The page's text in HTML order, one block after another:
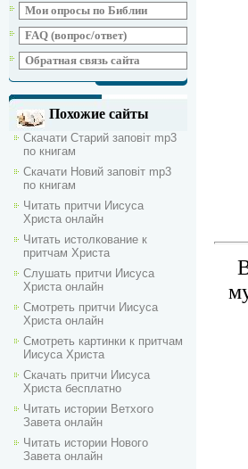
Мои опросы по Библии
FAQ (вопрос/ответ)
Обратная связь сайта
Похожие сайты
Скачати Старий заповіт mp3
по книгам
Скачати Новий заповіт mp3
по книгам
Читать притчи Иисуса
Христа онлайн
Читать истолкование к
притчам Христа
Слушать притчи Иисуса
Христа онлайн
Смотреть притчи Иисуса
Христа онлайн
Смотреть картинки к притчам
Иисуса Христа
Скачать притчи Иисуса
Христа бесплатно
Читать истории Ветхого
Завета онлайн
Читать истории Нового
Завета онлайн